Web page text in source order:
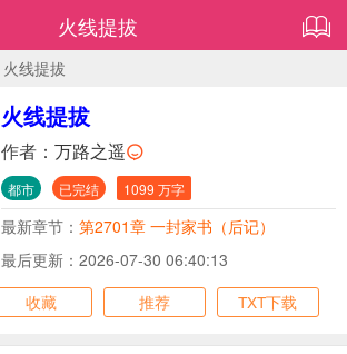
火线提拔
火线提拔
火线提拔
作者： 万路之遥
都市 已完结 1099 万字
最新章节： 第2701章 一封家书（后记）
最后更新：2026-07-30 06:40:13
收藏 推荐 TXT下载